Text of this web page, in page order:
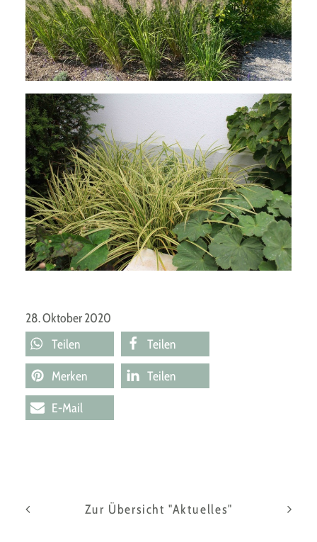
austreibende Diamantgras mit seinen
silbrigen Blütenständen.
Carex morrowii 'Aureovariegata' mit
Alchemilla mollis
28. Oktober 2020
Teilen
Teilen
Merken Teilen
E-Mail
Zur Übersicht "Aktuelles"